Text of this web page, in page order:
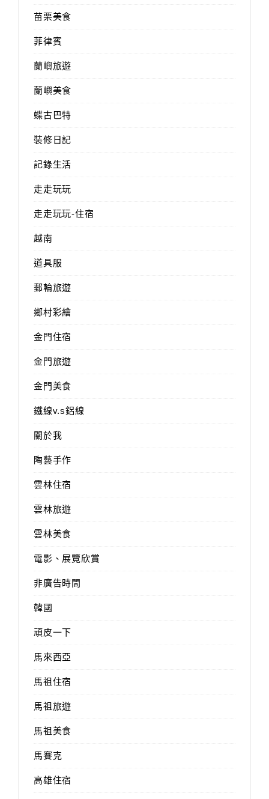
苗栗美食
菲律賓
蘭嶼旅遊
蘭嶼美食
蝶古巴特
裝修日記
記錄生活
走走玩玩
走走玩玩-住宿
越南
道具服
郵輪旅遊
鄉村彩繪
金門住宿
金門旅遊
金門美食
鐵線v.s鋁線
關於我
陶藝手作
雲林住宿
雲林旅遊
雲林美食
電影、展覽欣賞
非廣告時間
韓國
頑皮一下
馬來西亞
馬祖住宿
馬祖旅遊
馬祖美食
馬賽克
高雄住宿